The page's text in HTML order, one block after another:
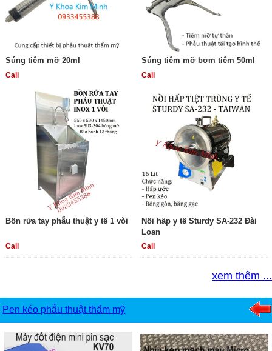
Súng tiêm mỡ 20ml
Call
Súng tiêm mỡ bơm tiêm 50ml
Call
Bồn rửa tay phẫu thuật y tế 1 vòi
Call
Nồi hấp y tế Sturdy SA-232 Đài
Loan
Call
xem thêm ...
Pen kéo phẫu thuật thẩm mỹ